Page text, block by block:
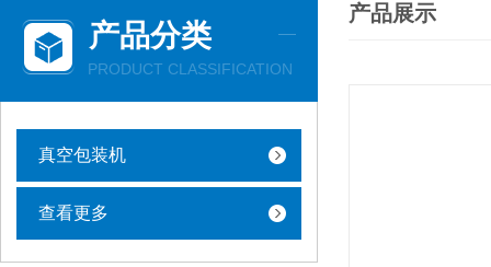
产品分类
PRODUCT CLASSIFICATION
真空包装机
查看更多
产品展示